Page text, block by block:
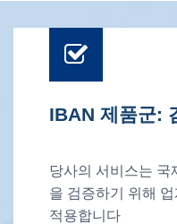
IBAN 제품군:
당사의 서비스는 국
을 검증하기 위해
적용합니다